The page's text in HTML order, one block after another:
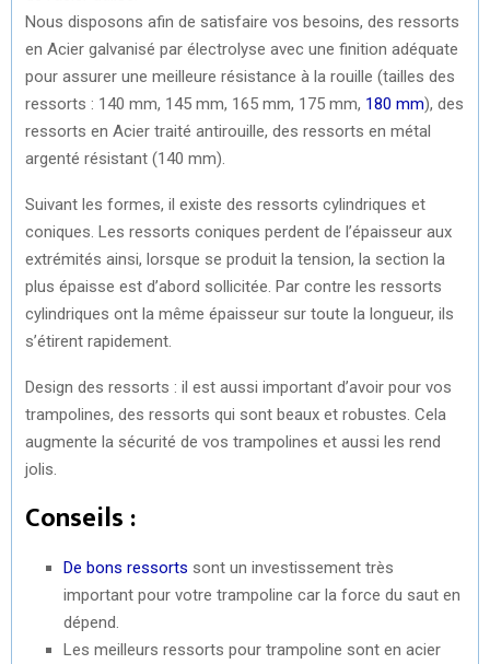
Nous disposons afin de satisfaire vos besoins, des ressorts
en Acier galvanisé par électrolyse avec une finition adéquate
pour assurer une meilleure résistance à la rouille (tailles des
ressorts : 140 mm, 145 mm, 165 mm, 175 mm, 180 mm), des
ressorts en Acier traité antirouille, des ressorts en métal
argenté résistant (140 mm).
Suivant les formes, il existe des ressorts cylindriques et
coniques. Les ressorts coniques perdent de l’épaisseur aux
extrémités ainsi, lorsque se produit la tension, la section la
plus épaisse est d’abord sollicitée. Par contre les ressorts
cylindriques ont la même épaisseur sur toute la longueur, ils
s’étirent rapidement.
Design des ressorts : il est aussi important d’avoir pour vos
trampolines, des ressorts qui sont beaux et robustes. Cela
augmente la sécurité de vos trampolines et aussi les rend
jolis.
Conseils :
De bons ressorts sont un investissement très
important pour votre trampoline car la force du saut en
dépend.
Les meilleurs ressorts pour trampoline sont en acier